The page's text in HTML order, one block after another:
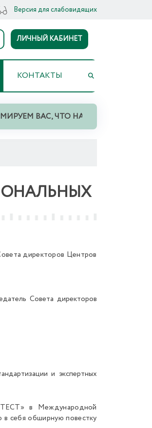
Версия для слабовидящих
ЛИЧНЫЙ КАБИНЕТ
КОНТАКТЫ
ВАС, ЧТО НА ТЕРРИТОРИИ
директоров Центров
Совета директоров
и экспертных
в Международной
себя обширную повестку